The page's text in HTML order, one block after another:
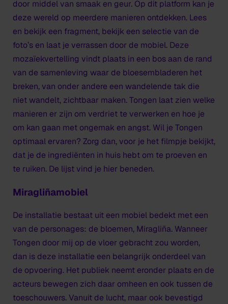
door middel van smaak en geur. Op dit platform kan je
deze wereld op meerdere manieren ontdekken. Lees
en bekijk een fragment, bekijk een selectie van de
foto’s en laat je verrassen door de mobiel. Deze
mozaïekvertelling vindt plaats in een bos aan de rand
van de samenleving waar de bloesembladeren het
breken, van onder andere een wandelende tak die
niet wandelt, zichtbaar maken.Tongen laat zien welke
manieren er zijn om verdriet te verwerken en hoe je
om kan gaan met ongemak en angst. Wil je Tongen
optimaal ervaren? Zorg dan, voor je het filmpje bekijkt,
dat je de ingrediënten in huis hebt om te proeven en
te ruiken. De lijst vind je hier beneden.
Miragliñamobiel
De installatie bestaat uit een mobiel bedekt met een
van de personages: de bloemen, Miragliña. Wanneer
Tongen door mij op de vloer gebracht zou worden,
dan is deze installatie een belangrijk onderdeel van
de opvoering. Het publiek neemt eronder plaats en de
acteurs bewegen zich daar omheen en ook tussen de
toeschouwers. Vanuit de lucht, maar ook bevestigd